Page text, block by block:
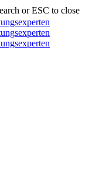
or ESC to close